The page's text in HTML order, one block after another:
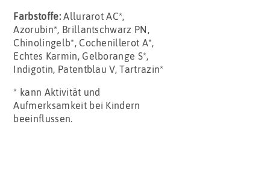
Farbstoffe:Allurarot AC*,
Azorubin*, Brillantschwarz PN,
Chinolingelb*, Cochenillerot A*,
Echtes Karmin, Gelborange S*,
Indigotin, Patentblau V, Tartrazin*
* kann Aktivität und
Aufmerksamkeit bei Kindern
beeinflussen.